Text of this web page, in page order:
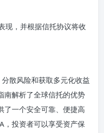
现，并根据信托协议将收
散风险和获取多元化收益
南解析了全球信托的优势
了一个安全可靠、便捷高
，投资者可以享受资产保